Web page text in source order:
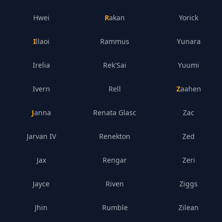
Hwei
Illaoi
Irelia
Ivern
Janna
Jarvan IV
Jax
Jayce
Jhin
Rakan
Rammus
Rek'Sai
Rell
Renata Glasc
Renekton
Rengar
Riven
Rumble
Yorick
Yunara
Yuumi
Zaahen
Zac
Zed
Zeri
Ziggs
Zilean